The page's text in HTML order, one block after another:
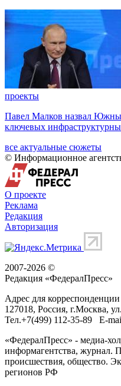
проекты
Павел Малков назвал
ключевых
все актуальные сюжеты
© Информационное
О проекте
Реклама
Редакция
Авторизация
2007-2026 ©
Редакция «ФедералПресс»
Адрес для
127018, Россия, г.Москва,
Тел.+7(499) 112-35-89 E-
«ФедералПресс» - медиа-
информагентства, журнал.
происшествия, общество.
регионов РФ